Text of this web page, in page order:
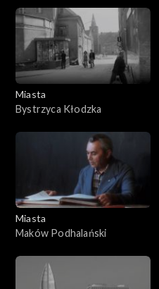
Miasta
Bystrzyca Kłodzka
Miasta
Maków Podhalański